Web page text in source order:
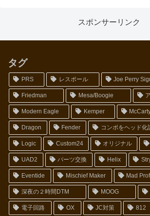
スポンサーリンク
タグ
PRS レスポール Joe Perry
Friedman Mesa/Boogie
Modern Eagle Kemper
Dragon Fender コンボをヘッド化
Logic Custom24 オリジナル
UAD2 パーツ交換 Helix
Eventide Mischief Maker Mad
深夜の２時間DTM MOOG
電子回路 OX JC対策 812